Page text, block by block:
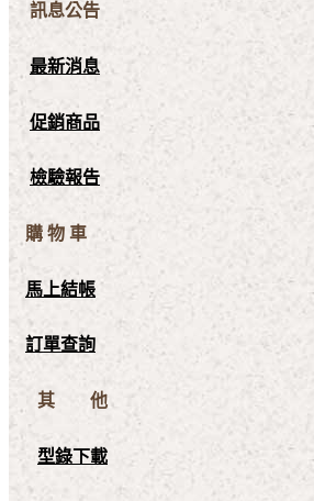
訊息公告
最新消息
促銷商品
檢驗報告
購 物 車
馬上結帳
訂單查詢
其 他
型錄下載